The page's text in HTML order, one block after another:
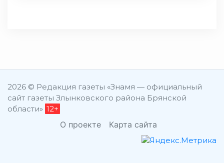
2026 © Редакция газеты «Знамя — официальный
сайт газеты Злынковского района Брянской
области» 12+
О проекте Карта сайта